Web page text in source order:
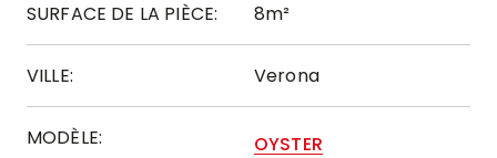
SURFACE DE LA PIÈCE: 8m²
VILLE: Verona
MODÈLE: OYSTER